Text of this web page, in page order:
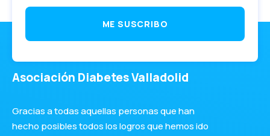
ME SUSCRIBO
Asociación Diabetes Valladolid
Gracias a todas aquellas personas que han
hecho posibles todos los logros que hemos ido